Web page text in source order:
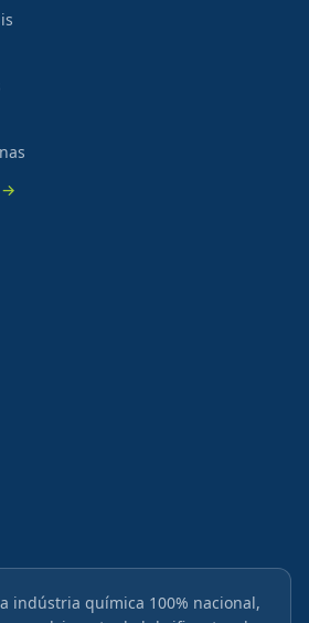
→
indústria química 100% nacional,